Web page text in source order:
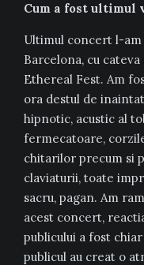
Cum a fost ultimul
Ultimul concert l-am
Barcelona, cu
Ethereal Fest. Am
ora destul de
hipnotic, acustic al
fermecatoare,
chitarilor precum si
claviaturii, toate
sacru, pagan. Am
acest concert,
publicului a fost
publicul au creat o